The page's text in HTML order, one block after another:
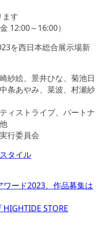
す
12:00～16:00）
紗絵、景井ひな、菊池日
条あやみ、菜波、村瀬紗
ィストライブ、パートナ
行委員会
タイル
ード2023、作品募集は
STORE